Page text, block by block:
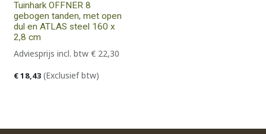
Tuinhark OFFNER 8
gebogen tanden, met open
dul en ATLAS steel 160 x
2,8 cm
€18,43 (Exclusief btw)
Adviesprijs incl. btw € 22,30